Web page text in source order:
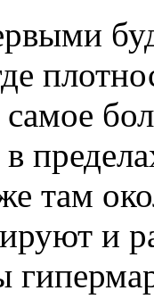
самое
там
и